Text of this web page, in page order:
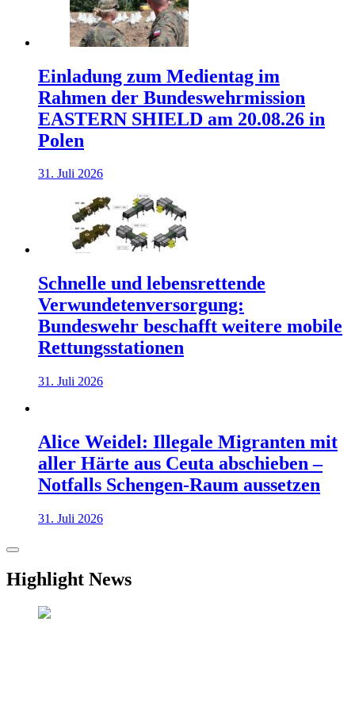
Einladung zum Medientag im
Rahmen der Bundeswehrmission
EASTERN SHIELD am 20.08.26 in
Polen
31. Juli 2026
Schnelle und lebensrettende
Verwundetenversorgung:
Bundeswehr beschafft weitere mobile
Rettungsstationen
31. Juli 2026
Alice Weidel: Illegale Migranten mit
aller Härte aus Ceuta abschieben –
Notfalls Schengen-Raum aussetzen
31. Juli 2026
Highlight News